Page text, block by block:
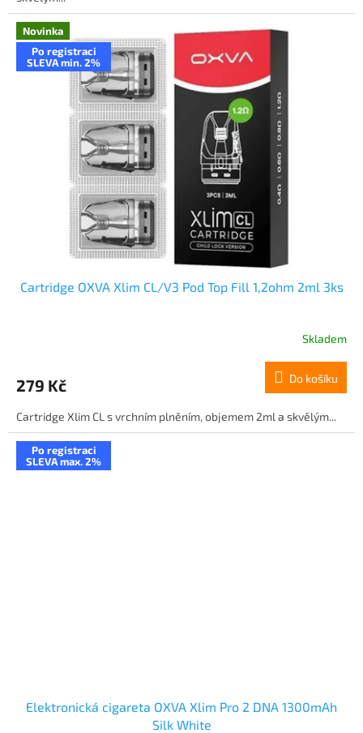
Novinka
Po registraci
SLEVA min. 2%
Cartridge OXVA Xlim CL/V3 Pod Top Fill 1,2ohm 2ml 3ks
Skladem
279 Kč Do košíku
Cartridge Xlim CL s vrchním plněním, objemem 2ml a skvělým...
Po registraci
SLEVA max. 2%
Elektronická cigareta OXVA Xlim Pro 2 DNA 1300mAh
Silk White